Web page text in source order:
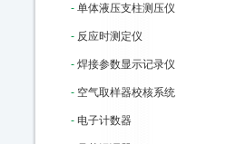
- 单体液压支柱测压仪
- 反应时测定仪
- 焊接参数显示记录仪
- 空气取样器校核系统
- 电子计数器